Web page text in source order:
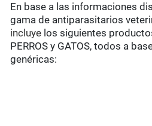
En base a las informaciones
gama de antiparasitarios
incluye los siguientes
PERROS y GATOS, todos a
genéricas: